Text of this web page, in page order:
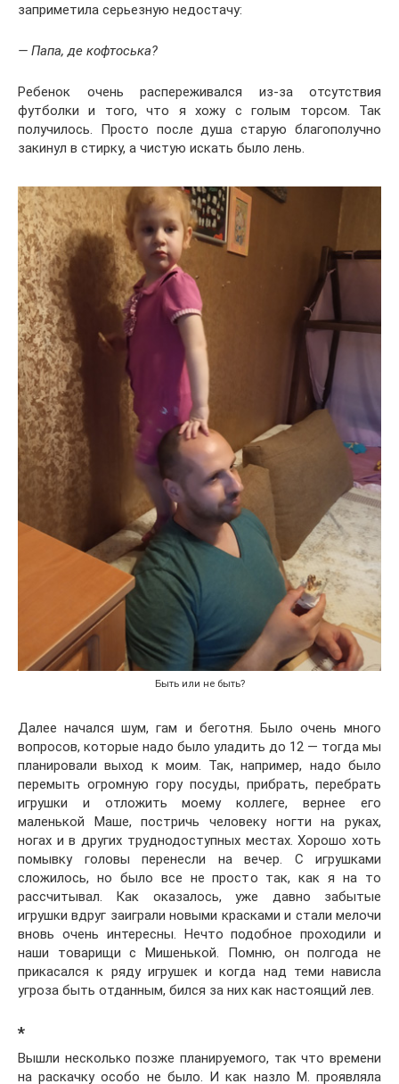
заприметила серьезную недостачу:
— Папа, де кофтоська?
Ребенок очень распереживался из-за отсутствия
футболки и того, что я хожу с голым торсом. Так
получилось. Просто после душа старую благополучно
закинул в стирку, а чистую искать было лень.
Быть или не быть?
Далее начался шум, гам и беготня. Было очень много
вопросов, которые надо было уладить до 12 — тогда мы
планировали выход к моим. Так, например, надо было
перемыть огромную гору посуды, прибрать, перебрать
игрушки и отложить моему коллеге, вернее его
маленькой Маше, постричь человеку ногти на руках,
ногах и в других труднодоступных местах. Хорошо хоть
помывку головы перенесли на вечер. С игрушками
сложилось, но было все не просто так, как я на то
рассчитывал. Как оказалось, уже давно забытые
игрушки вдруг заиграли новыми красками и стали мелочи
вновь очень интересны. Нечто подобное проходили и
наши товарищи с Мишенькой. Помню, он полгода не
прикасался к ряду игрушек и когда над теми нависла
угроза быть отданным, бился за них как настоящий лев.
*
Вышли несколько позже планируемого, так что времени
на раскачку особо не было. И как назло М. проявляла